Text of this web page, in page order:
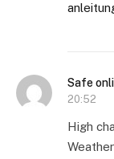
Safe
20:52
High